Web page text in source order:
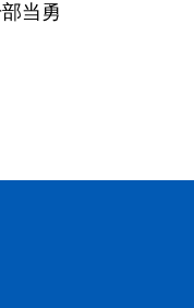
当勇